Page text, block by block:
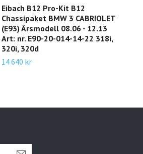
Eibach B12 Pro-Kit B12
Chassipaket BMW 3 CABRIOLET
(E93) Årsmodell 08.06 - 12.13
Art: nr. E90-20-014-14-22 318i,
320i, 320d
14 640 kr